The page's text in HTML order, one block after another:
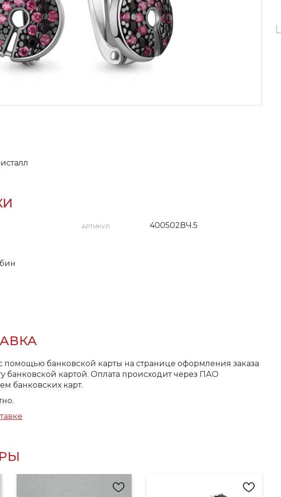
АРТИКУЛ 400502ВЧ.5
помощью банковской карты на странице оформления заказа
банковской картой. Оплата происходит через ПАО
банковских карт.